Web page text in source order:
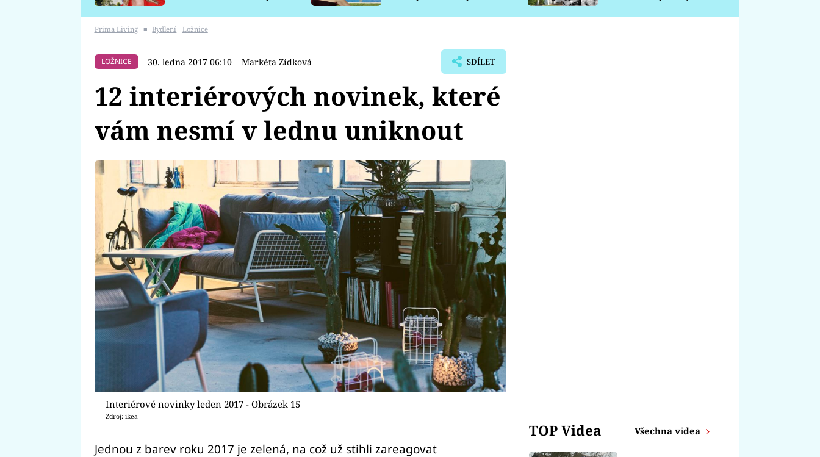
Prima Living ■ Bydlení Ložnice
LOŽNICE 30. ledna 2017 06:10 Markéta Zídková SDÍLET
12 interiérových novinek, které
vám nesmí v lednu uniknout
Interiérové novinky leden 2017 - Obrázek 15
Zdroj: ikea
Jednou z barev roku 2017 je zelená, na což už stihli zareagovat
TOP Videa Všechna videa